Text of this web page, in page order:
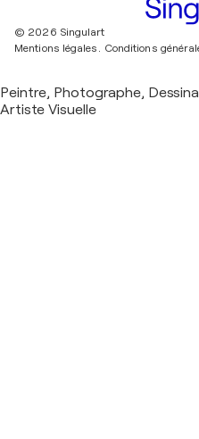
© 2026 Singulart
Mentions légales. Conditions
Peintre, Photographe,
Artiste Visuelle